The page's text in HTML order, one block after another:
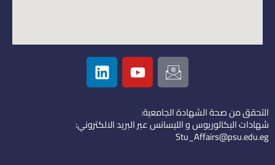
I
c
o
n
-
e
Y
o
u
u
b
L
i
n
e
d
التحقق من صحة الشهادة الجامعية:
شهادات البكالوريوس و الليسانس عبر البريد الالكتروني:
Stu_Affairs@psu.edu.eg